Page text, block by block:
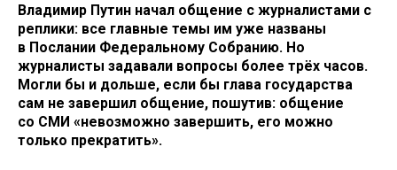
Владимир Путин начал общение с журналистами с
реплики: все главные темы им уже названы
в Послании Федеральному Собранию. Но
журналисты задавали вопросы более трёх часов.
Могли бы и дольше, если бы глава государства
сам не завершил общение, пошутив: общение
со СМИ «невозможно завершить, его можно
только прекратить».